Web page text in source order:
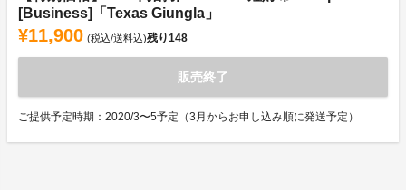
[Business]「Texas Giungla」
¥11,900 (税込/送料込)残り148
販売終了
ご提供予定時期：2020/3〜5予定（3月からお申し込み順に発送予定）